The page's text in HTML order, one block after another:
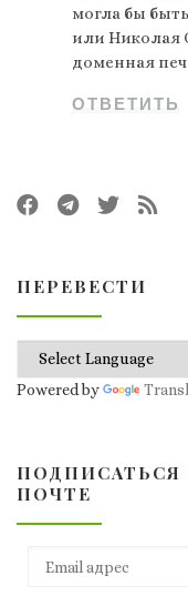
могла бы
или Николая
доменная
ОТВЕТИТЬ
ПЕРЕВЕСТИ
Powered by
ПОЧТЕ